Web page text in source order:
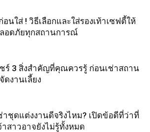
อนใส่ ! วิธีเลือกและใส่รองเท้าเซฟตี้ให้
อดภัยทุกสถานการณ์
ร์ 3 สิ่งสำคัญที่คุณควรรู้ ก่อนเช่าสถาน
ดงานเลี้ยง
าชุดแต่งงานดีจริงไหม? เปิดข้อดีที่ว่าที่
าสาวอาจยังไม่รู้ทั้งหมด